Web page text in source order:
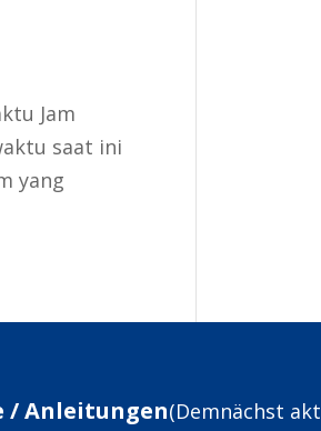
Jam
saat ini
yang
/ Anleitungen(Demnächst